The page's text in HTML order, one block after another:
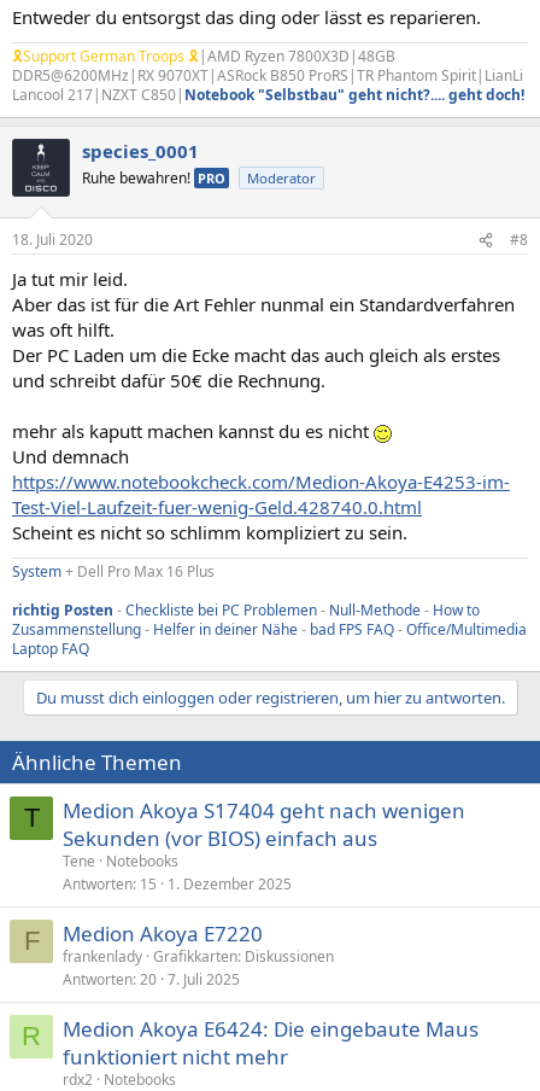
Entweder du entsorgst das ding oder lässt es reparieren.
🎗Support German Troops 🎗|AMD Ryzen 7800X3D|48GB
DDR5@6200MHz|RX 9070XT|ASRock B850 ProRS|TR Phantom Spirit|LianLi
Lancool 217|NZXT C850| Notebook "Selbstbau" geht nicht?.... geht doch!
species_0001
Ruhe bewahren! PRO Moderator
18. Juli 2020 #8
Ja tut mir leid.
Aber das ist für die Art Fehler nunmal ein Standardverfahren
was oft hilft.
Der PC Laden um die Ecke macht das auch gleich als erstes
und schreibt dafür 50€ die Rechnung.
mehr als kaputt machen kannst du es nicht
Und demnach
https://www.notebookcheck.com/Medion-Akoya-E4253-im-
Test-Viel-Laufzeit-fuer-wenig-Geld.428740.0.html
Scheint es nicht so schlimm kompliziert zu sein.
System+ Dell Pro Max 16 Plus
richtig Posten -Checkliste bei PC Problemen- Null-Methode- How to
Zusammenstellung- Helfer in deiner Nähe- bad FPS FAQ-Office/Multimedia
Laptop FAQ
Du musst dich einloggen oder registrieren, um hier zu antworten.
Ähnliche Themen
T
Medion Akoya S17404 geht nach wenigen
Sekunden (vor BIOS) einfach aus
Tene
Notebooks
Antworten 15 1. Dezember 2025
F Medion Akoya E7220
frankenlady Grafikkarten: Diskussionen
Antworten 20 7. Juli 2025
R
Medion Akoya E6424: Die eingebaute Maus
funktioniert nicht mehr
rdx2 Notebooks